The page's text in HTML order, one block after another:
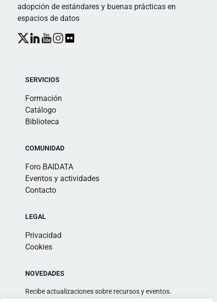
adopción de estándares y buenas prácticas en
espacios de datos
SERVICIOS
Formación
Catálogo
Biblioteca
COMUNIDAD
Foro BAIDATA
Eventos y actividades
Contacto
LEGAL
Privacidad
Cookies
NOVEDADES
Recibe actualizaciones sobre recursos y eventos.